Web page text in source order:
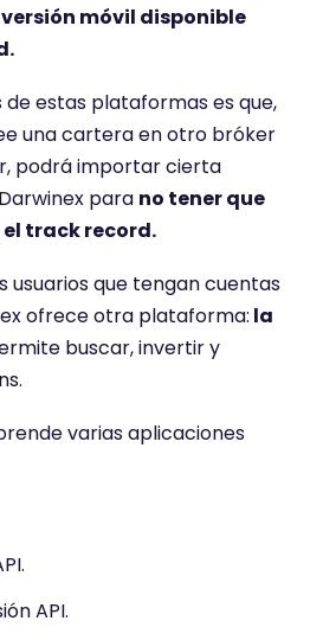
versión móvil disponible
de estas plataformas es que,
una cartera en otro bróker
podrá importar cierta
para no tener que
track record.
usuarios que tengan cuentas
ofrece otra plataforma: la
buscar, invertir y
varias aplicaciones
API.